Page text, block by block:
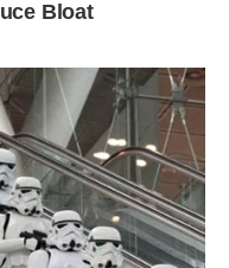
розгублено дивилася
невпевнено